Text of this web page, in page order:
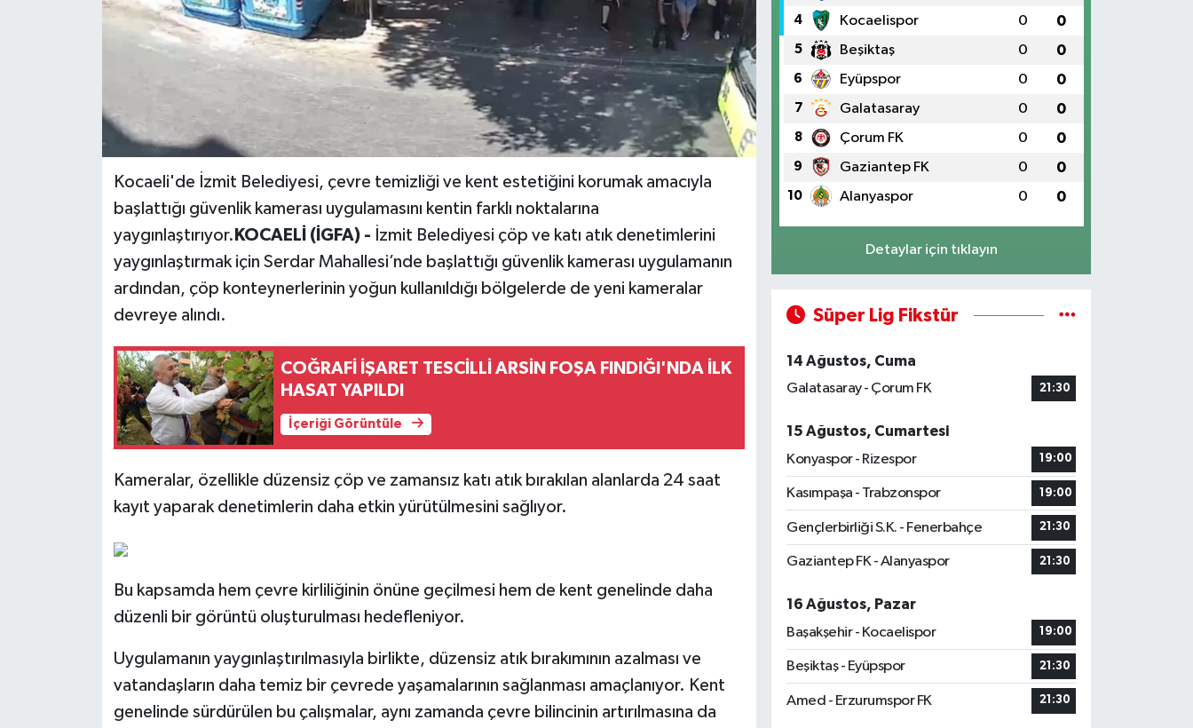
Kocaeli'de İzmit Belediyesi, çevre temizliği ve kent estetiğini korumak amacıyla
başlattığı güvenlik kamerası uygulamasını kentin farklı noktalarına
yaygınlaştırıyor. KOCAELİ (İGFA) - İzmit Belediyesi çöp ve katı atık denetimlerini
yaygınlaştırmak için Serdar Mahallesi’nde başlattığı güvenlik kamerası uygulamanın
ardından, çöp konteynerlerinin yoğun kullanıldığı bölgelerde de yeni kameralar
devreye alındı.
COĞRAFİ İŞARET TESCİLLİ ARSİN FOŞA FINDIĞI'NDA İLK
HASAT YAPILDI
İçeriği Görüntüle
Kameralar, özellikle düzensiz çöp ve zamansız katı atık bırakılan alanlarda 24 saat
kayıt yaparak denetimlerin daha etkin yürütülmesini sağlıyor.
Bu kapsamda hem çevre kirliliğinin önüne geçilmesi hem de kent genelinde daha
düzenli bir görüntü oluşturulması hedefleniyor.
Uygulamanın yaygınlaştırılmasıyla birlikte, düzensiz atık bırakımının azalması ve
vatandaşların daha temiz bir çevrede yaşamalarının sağlanması amaçlanıyor. Kent
genelinde sürdürülen bu çalışmalar, aynı zamanda çevre bilincinin artırılmasına da
4 Kocaelispor 0 0
5 Beşiktaş 0 0
6 Eyüpspor 0 0
7 Galatasaray 0 0
8 Çorum FK 0 0
9 Gaziantep FK 0 0
10 Alanyaspor 0 0
Detaylar için tıklayın
Süper Lig Fikstür
14 Ağustos, Cuma
Galatasaray - Çorum FK
21:30
15 Ağustos, Cumartesi
Konyaspor - Rizespor
19:00
Kasımpaşa - Trabzonspor 19:00
Gençlerbirliği S.K. - Fenerbahçe 21:30
Gaziantep FK - Alanyaspor 21:30
16 Ağustos, Pazar
Başakşehir - Kocaelispor
19:00
Beşiktaş - Eyüpspor 21:30
Amed - Erzurumspor FK 21:30